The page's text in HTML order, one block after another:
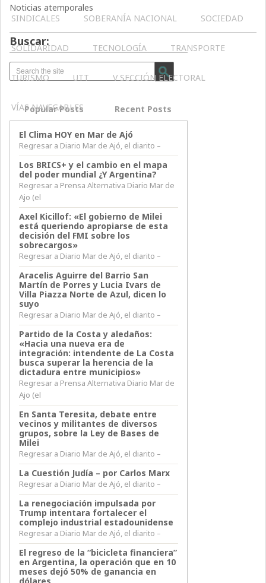
SINDICALES SOBERANÍA NACIONAL SOCIEDAD
SOLIDARIDAD TECNOLOGÍA TRANSPORTE
TURISMO UTT V SECCIÓN ELECTORAL
VÍAS NAVEGABLES
Noticias atemporales
Buscar:
Popular Posts Recent Posts
El Clima HOY en Mar de Ajó
Regresar a Diario Mar de Ajó, el diarito –
Los BRICS+ y el cambio en el mapa
del poder mundial ¿Y Argentina?
Regresar a Prensa Alternativa Diario Mar de
Ajo (el
Axel Kicillof: «El gobierno de Milei
está queriendo apropiarse de esta
decisión del FMI sobre los
sobrecargos»
Regresar a Diario Mar de Ajó, el diarito –
Aracelis Aguirre del Barrio San
Martín de Porres y Lucia Ivars de
Villa Piazza Norte de Azul, dicen lo
suyo
Regresar a Diario Mar de Ajó, el diarito –
Partido de la Costa y aledaños:
«Hacia una nueva era de
integración: intendente de La Costa
busca superar la herencia de la
dictadura entre municipios»
Regresar a Prensa Alternativa Diario Mar de
Ajo (el
En Santa Teresita, debate entre
vecinos y militantes de diversos
grupos, sobre la Ley de Bases de
Milei
Regresar a Diario Mar de Ajó, el diarito –
La Cuestión Judía – por Carlos Marx
Regresar a Diario Mar de Ajó, el diarito –
La renegociación impulsada por
Trump intentara fortalecer el
complejo industrial estadounidense
Regresar a Diario Mar de Ajó, el diarito –
El regreso de la “bicicleta financiera”
en Argentina, la operación que en 10
meses dejó 50% de ganancia en
dólares